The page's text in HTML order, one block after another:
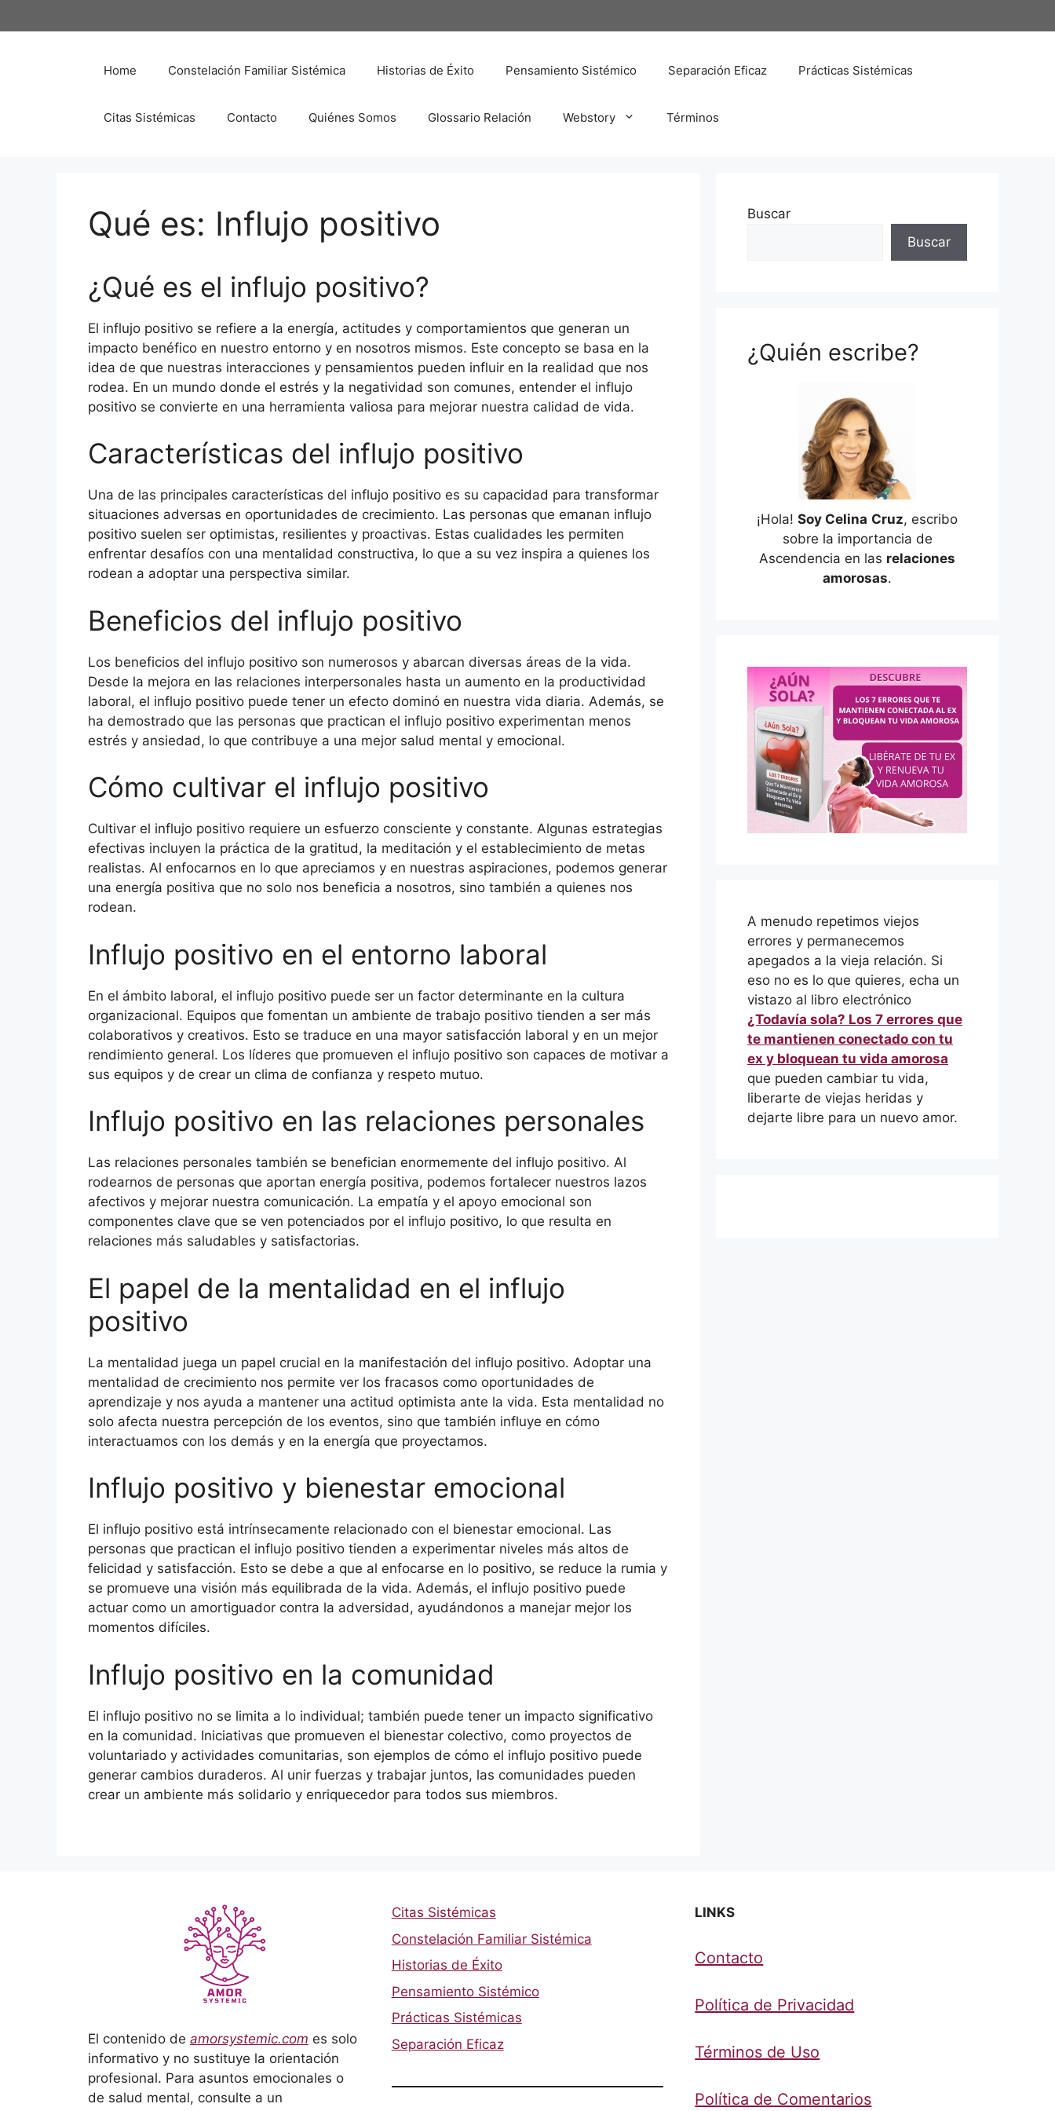
al
Home Constelación Familiar Sistémica Historias de Éxito Pensamiento Sistémico Separación Eficaz Prácticas Sistémicas
Citas Sistémicas Contacto Quiénes Somos Glossario Relación Webstory Términos
Qué es: Influjo positivo
¿Qué es el influjo positivo?
El influjo positivo se refiere a la energía, actitudes y comportamientos que generan un
impacto benéfico en nuestro entorno y en nosotros mismos. Este concepto se basa en la
idea de que nuestras interacciones y pensamientos pueden influir en la realidad que nos
rodea. En un mundo donde el estrés y la negatividad son comunes, entender el influjo
positivo se convierte en una herramienta valiosa para mejorar nuestra calidad de vida.
Características del influjo positivo
Una de las principales características del influjo positivo es su capacidad para transformar
situaciones adversas en oportunidades de crecimiento. Las personas que emanan influjo
positivo suelen ser optimistas, resilientes y proactivas. Estas cualidades les permiten
enfrentar desafíos con una mentalidad constructiva, lo que a su vez inspira a quienes los
rodean a adoptar una perspectiva similar.
Beneficios del influjo positivo
Los beneficios del influjo positivo son numerosos y abarcan diversas áreas de la vida.
Desde la mejora en las relaciones interpersonales hasta un aumento en la productividad
laboral, el influjo positivo puede tener un efecto dominó en nuestra vida diaria. Además, se
ha demostrado que las personas que practican el influjo positivo experimentan menos
estrés y ansiedad, lo que contribuye a una mejor salud mental y emocional.
Cómo cultivar el influjo positivo
Cultivar el influjo positivo requiere un esfuerzo consciente y constante. Algunas estrategias
efectivas incluyen la práctica de la gratitud, la meditación y el establecimiento de metas
realistas. Al enfocarnos en lo que apreciamos y en nuestras aspiraciones, podemos generar
una energía positiva que no solo nos beneficia a nosotros, sino también a quienes nos
rodean.
Influjo positivo en el entorno laboral
En el ámbito laboral, el influjo positivo puede ser un factor determinante en la cultura
organizacional. Equipos que fomentan un ambiente de trabajo positivo tienden a ser más
colaborativos y creativos. Esto se traduce en una mayor satisfacción laboral y en un mejor
rendimiento general. Los líderes que promueven el influjo positivo son capaces de motivar a
sus equipos y de crear un clima de confianza y respeto mutuo.
Influjo positivo en las relaciones personales
Las relaciones personales también se benefician enormemente del influjo positivo. Al
rodearnos de personas que aportan energía positiva, podemos fortalecer nuestros lazos
afectivos y mejorar nuestra comunicación. La empatía y el apoyo emocional son
componentes clave que se ven potenciados por el influjo positivo, lo que resulta en
relaciones más saludables y satisfactorias.
El papel de la mentalidad en el influjo
positivo
La mentalidad juega un papel crucial en la manifestación del influjo positivo. Adoptar una
mentalidad de crecimiento nos permite ver los fracasos como oportunidades de
aprendizaje y nos ayuda a mantener una actitud optimista ante la vida. Esta mentalidad no
solo afecta nuestra percepción de los eventos, sino que también influye en cómo
interactuamos con los demás y en la energía que proyectamos.
Influjo positivo y bienestar emocional
El influjo positivo está intrínsecamente relacionado con el bienestar emocional. Las
personas que practican el influjo positivo tienden a experimentar niveles más altos de
felicidad y satisfacción. Esto se debe a que al enfocarse en lo positivo, se reduce la rumia y
se promueve una visión más equilibrada de la vida. Además, el influjo positivo puede
actuar como un amortiguador contra la adversidad, ayudándonos a manejar mejor los
momentos difíciles.
Influjo positivo en la comunidad
El influjo positivo no se limita a lo individual; también puede tener un impacto significativo
en la comunidad. Iniciativas que promueven el bienestar colectivo, como proyectos de
voluntariado y actividades comunitarias, son ejemplos de cómo el influjo positivo puede
generar cambios duraderos. Al unir fuerzas y trabajar juntos, las comunidades pueden
crear un ambiente más solidario y enriquecedor para todos sus miembros.
Buscar
Buscar
¿Quién escribe?
¡Hola! Soy Celina Cruz, escribo
sobre la importancia de
Ascendencia en las relaciones
amorosas.
A menudo repetimos viejos
errores y permanecemos
apegados a la vieja relación. Si
eso no es lo que quieres, echa un
vistazo al libro electrónico
¿Todavía sola? Los 7 errores que
te mantienen conectado con tu
ex y bloquean tu vida amorosa
que pueden cambiar tu vida,
liberarte de viejas heridas y
dejarte libre para un nuevo amor.
El contenido de amorsystemic.com es solo
informativo y no sustituye la orientación
profesional. Para asuntos emocionales o
de salud mental, consulte a un
Citas Sistémicas
Constelación Familiar Sistémica
Historias de Éxito
Pensamiento Sistémico
Prácticas Sistémicas
Separación Eficaz
LINKS
Contacto
Política de Privacidad
Términos de Uso
Política de Comentarios